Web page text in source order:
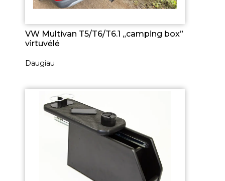
VW Multivan T5/T6/T6.1 „camping box”
virtuvėlė
Daugiau